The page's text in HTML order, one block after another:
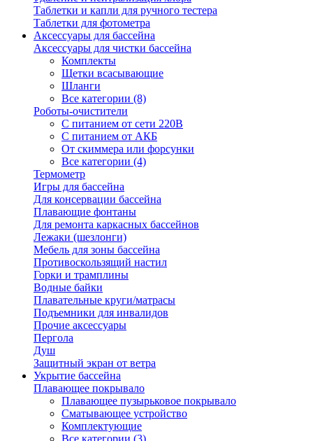
Таблетки и капли для ручного тестера
Таблетки для фотометра
Аксессуары для бассейна
Аксессуары для чистки бассейна
Комплекты
Щетки всасывающие
Шланги
Все категории (8)
Роботы-очистители
С питанием от сети 220В
С питанием от АКБ
От скиммера или форсунки
Все категории (4)
Термометр
Игры для бассейна
Для консервации бассейна
Плавающие фонтаны
Для ремонта каркасных бассейнов
Лежаки (шезлонги)
Мебель для зоны бассейна
Противоскользящий настил
Горки и трамплины
Водные байки
Плавательные круги/матрасы
Подъемники для инвалидов
Прочие аксессуары
Пергола
Душ
Защитный экран от ветра
Укрытие бассейна
Плавающее покрывало
Плавающее пузырьковое покрывало
Сматывающее устройство
Комплектующие
Все категории (3)